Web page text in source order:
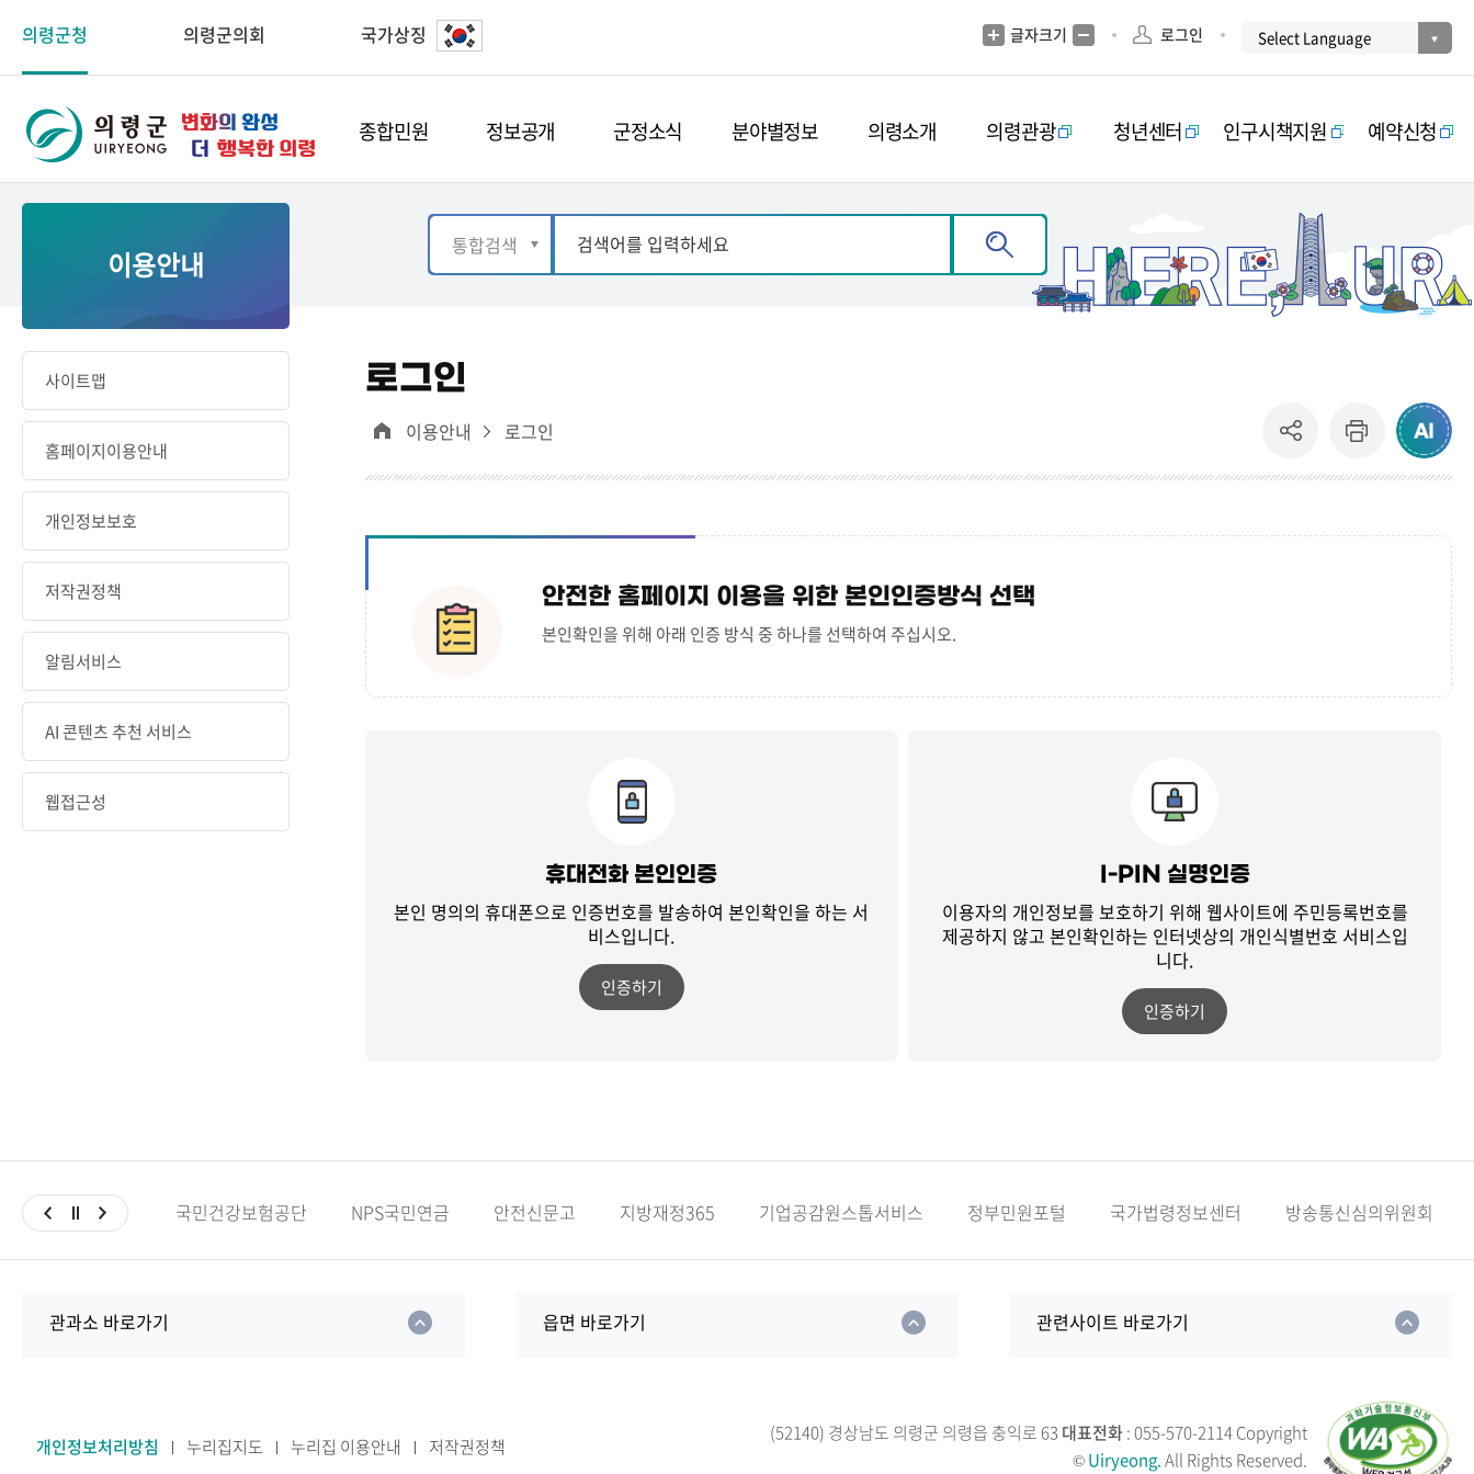
의령군청 의령군의회 국가상징 글자크기 로그인
종합민원 정보공개 군정소식 분야별정보 의령소개 의령관광 청년센터 인구시책지원 예약신청
이용안내
사이트맵
홈페이지이용안내
개인정보보호
저작권정책
알림서비스
AI 콘텐츠 추천 서비스
웹접근성
로그인
이용안내 로그인
안전한 홈페이지 이용을 위한 본인인증방식 선택
본인확인을 위해 아래 인증 방식 중 하나를 선택하여 주십시오.
휴대전화 본인인증
본인 명의의 휴대폰으로 인증번호를 발송하여본인확인을 하는 서
비스입니다.
인증하기
I-PIN 실명인증
이용자의 개인정보를 보호하기 위해 웹사이트에 주민등록번호를
제공하지 않고 본인확인하는 인터넷상의 개인식별번호 서비스입
니다.
인증하기
국민건강보험공단 NPS국민연금 안전신문고 지방재정365 기업공감원스톱서비스 정부민원포털 국가법령정보센터 방송통신심의위원회
관과소 바로가기 읍면 바로가기 관련사이트 바로가기
개인정보처리방침 누리집지도 누리집 이용안내 저작권정책
(52140) 경상남도 의령군 의령읍 충익로 63 대표전화: 055-570-2114Copyright
©Uiryeong.All Rights Reserved.